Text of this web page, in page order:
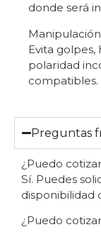
donde será
Evita golpes,
polaridad
compatibles.
Preguntas
¿Puedo
Sí. Puedes
disponibilidad
¿Puedo